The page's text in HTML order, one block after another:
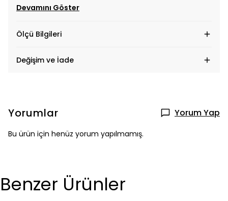
Devamını Göster
Ölçü Bilgileri
Değişim ve İade
Yorumlar Yorum Yap
Bu ürün için henüz yorum yapılmamış.
Benzer Ürünler